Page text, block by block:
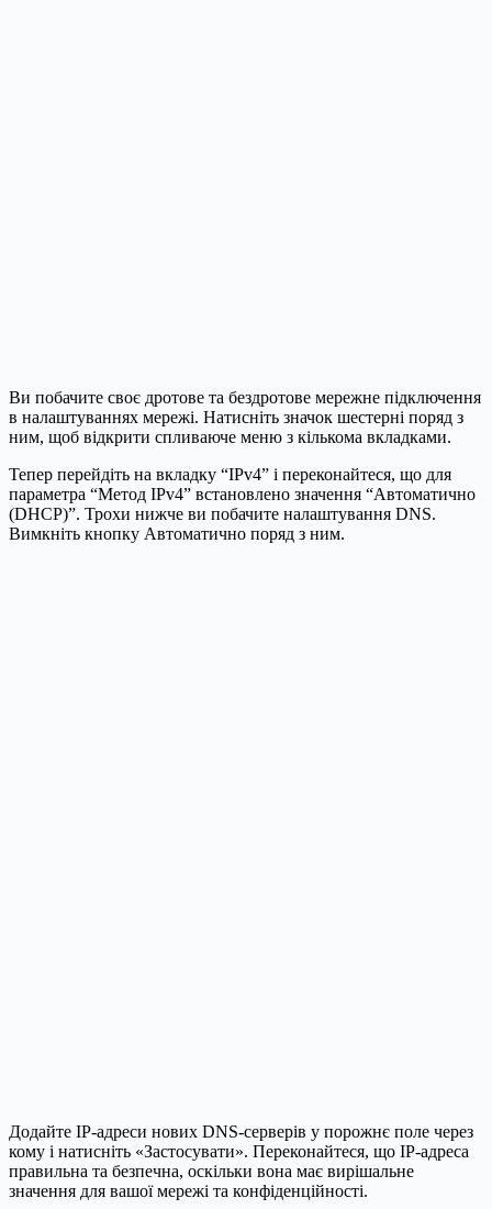
Ви побачите своє дротове та бездротове мережне підключення
в налаштуваннях мережі. Натисніть значок шестерні поряд з
ним, щоб відкрити спливаюче меню з кількома вкладками.
Тепер перейдіть на вкладку “IPv4” і переконайтеся, що для
параметра “Метод IPv4” встановлено значення “Автоматично
(DHCP)”. Трохи нижче ви побачите налаштування DNS.
Вимкніть кнопку Автоматично поряд з ним.
Додайте IP-адреси нових DNS-серверів у порожнє поле через
кому і натисніть «Застосувати». Переконайтеся, що IP-адреса
правильна та безпечна, оскільки вона має вирішальне
значення для вашої мережі та конфіденційності.